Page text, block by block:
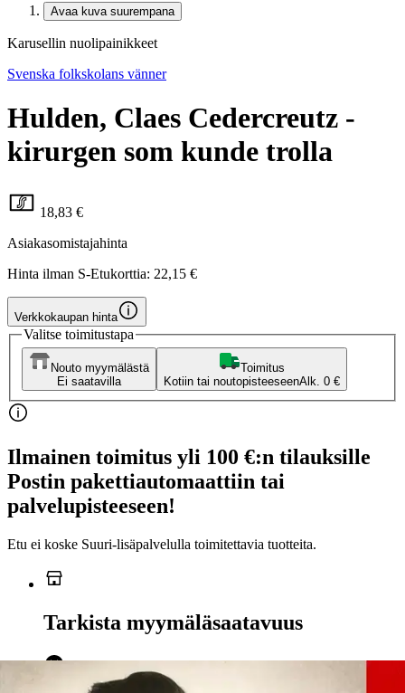
Avaa kuva suurempana
Karusellin nuolipainikkeet
Svenska folkskolans vänner
Hulden, Claes Cedercreutz -
kirurgen som kunde trolla
18,83 €
Asiakasomistajahinta
Hinta ilman S-Etukorttia: 22,15 €
Verkkokaupan hinta
Valitse toimitustapa
Nouto myymälästä
Ei saatavilla
Toimitus
Kotiin tai noutopisteeseenAlk. 0 €
Ilmainen toimitus yli 100 €:n tilauksille
Postin pakettiautomaattiin tai
palvelupisteeseen!
Etu ei koske Suuri‑lisäpalvelulla toimitettavia tuotteita.
Tarkista myymäläsaatavuus